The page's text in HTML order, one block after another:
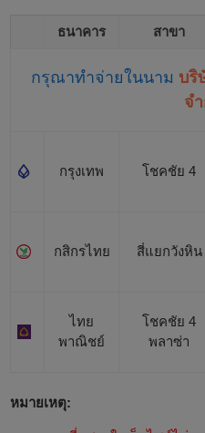
ธนาคาร สาขา
กรุณาทำจ่ายในนาม บริ
จ
กรุงเทพ โชคชัย 4
กสิกรไทย สี่แยกวังหิน
ไทย
พาณิชย์
โชคชัย 4
พลาซ่า
หมายเหตุ: